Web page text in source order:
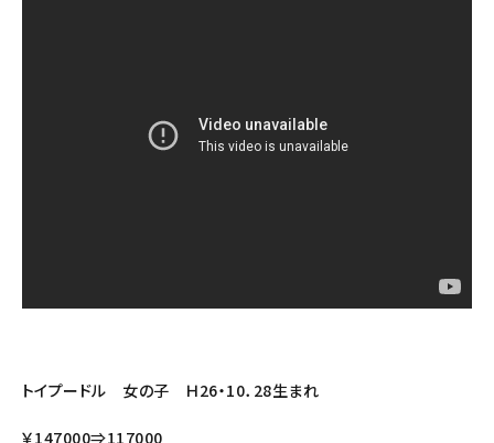
トイプードル 女の子 Ｈ26・10．28生まれ
￥147000⇒117000